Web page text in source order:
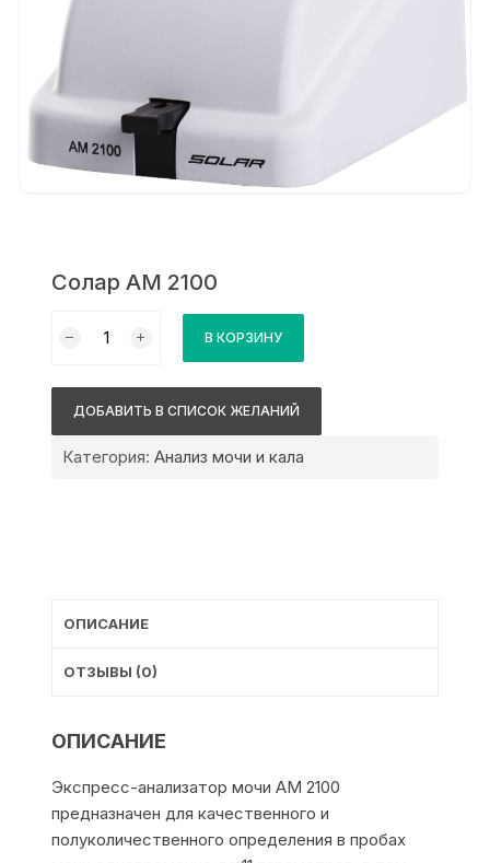
Солар АМ 2100
товара
В КОРЗИНУ
ДОБАВИТЬ В СПИСОК ЖЕЛАНИЙ
Категория:Анализ мочи и кала
ОПИСАНИЕ
ОТЗЫВЫ (0)
ОПИСАНИЕ
Экспресс-анализатор мочи АМ 2100
предназначен для качественного и
полуколичественного определения в пробах